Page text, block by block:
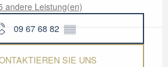
andere Leistung(en)
09 67 68 82 ▒▒
SIE UNS